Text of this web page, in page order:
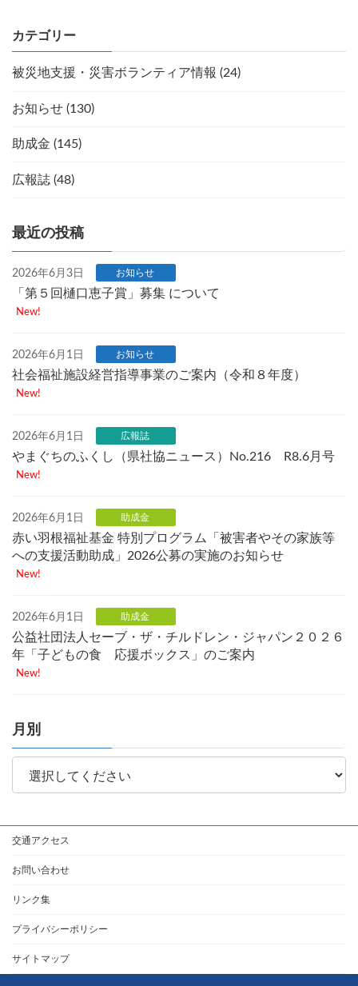
カテゴリー
被災地支援・災害ボランティア情報 (24)
お知らせ (130)
助成金 (145)
広報誌 (48)
最近の投稿
2026年6月3日 お知らせ
「第５回樋口恵子賞」募集 について
New!
2026年6月1日 お知らせ
社会福祉施設経営指導事業のご案内（令和８年度）
New!
2026年6月1日 広報誌
やまぐちのふくし（県社協ニュース）No.216 R8.6月号
New!
2026年6月1日 助成金
赤い羽根福祉基金 特別プログラム「被害者やその家族等
への支援活動助成」2026公募の実施のお知らせ
New!
2026年6月1日 助成金
公益社団法人セーブ・ザ・チルドレン・ジャパン２０２６
年「子どもの食 応援ボックス」のご案内
New!
月別
交通アクセス
お問い合わせ
リンク集
プライバシーポリシー
サイトマップ